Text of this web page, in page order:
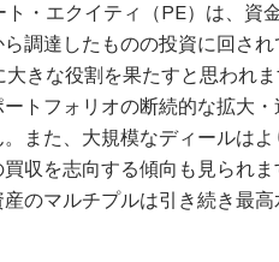
・エクイティ（PE）は、資
調達したものの投資に回さ
きな役割を果たすと思われ
トフォリオの断続的な拡大・
また、大規模なディールは
収を志向する傾向も見られま
のマルチプルは引き続き最高